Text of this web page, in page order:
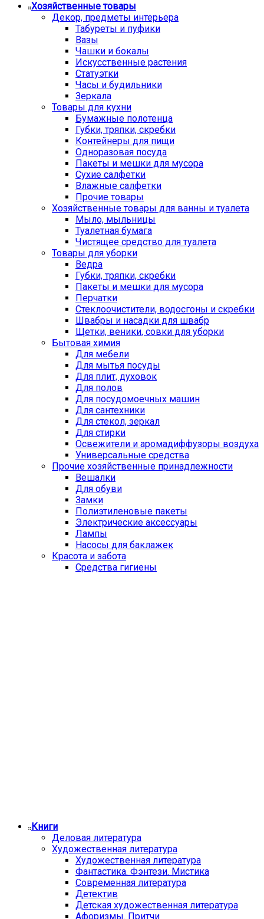
Хозяйственные товары
Декор, предметы интерьера
Табуреты и пуфики
Вазы
Чашки и бокалы
Искусственные растения
Статуэтки
Часы и будильники
Зеркала
Товары для кухни
Бумажные полотенца
Губки, тряпки, скребки
Контейнеры для пищи
Одноразовая посуда
Пакеты и мешки для мусора
Сухие салфетки
Влажные салфетки
Прочие товары
Хозяйственные товары для ванны и туалета
Мыло, мыльницы
Туалетная бумага
Чистящее средство для туалета
Товары для уборки
Ведра
Губки, тряпки, скребки
Пакеты и мешки для мусора
Перчатки
Стеклоочистители, водосгоны и скребки
Швабры и насадки для швабр
Щетки, веники, совки для уборки
Бытовая химия
Для мебели
Для мытья посуды
Для плит, духовок
Для полов
Для посудомоечных машин
Для сантехники
Для стекол, зеркал
Для стирки
Освежители и аромадиффузоры воздуха
Универсальные средства
Прочие хозяйственные принадлежности
Вешалки
Для обуви
Замки
Полиэтиленовые пакеты
Электрические аксессуары
Лампы
Насосы для баклажек
Красота и забота
Средства гигиены
Книги
Деловая литература
Художественная литература
Художественная литература
Фантастика. Фэнтези. Мистика
Современная литература
Детектив
Детская художественная литература
Афоризмы. Притчи